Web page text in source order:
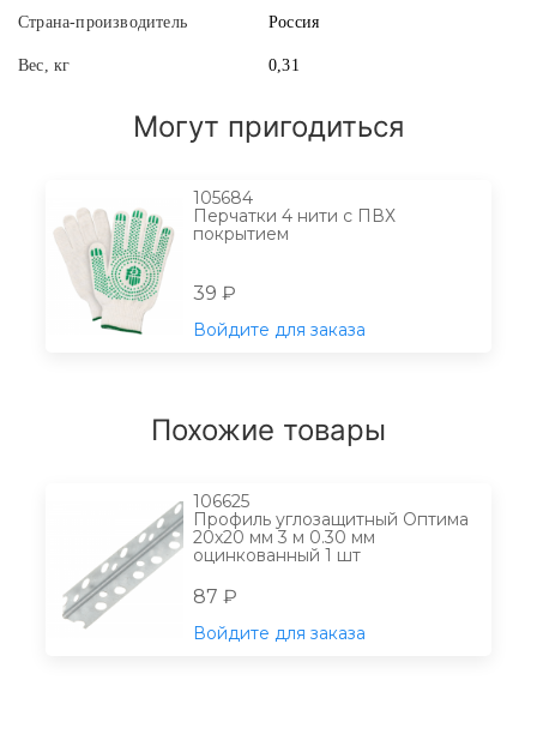
Страна-производитель Россия
Вес, кг 0,31
Могут пригодиться
105684
Перчатки 4 нити с ПВХ
покрытием
39 ₽
Войдите для заказа
Похожие товары
106625
Профиль углозащитный Оптима
20х20 мм 3 м 0.30 мм
оцинкованный 1 шт
87 ₽
Войдите для заказа